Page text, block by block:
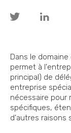
Dans le
permet à
principal) de
entreprise
nécessaire pour
spécifiques,
d'autres raisons